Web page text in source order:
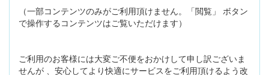
（一部コンテンツのみがご利用頂けません。「閲覧」 ボタン
で操作するコンテンツはご覧いただけます）
ご利用のお客様には大変ご不便をおかけして申し訳ございま
せんが 、安心してより快適にサービスをご利用頂けるよう改